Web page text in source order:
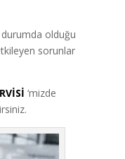
olduğu
sorunlar
‘mizde